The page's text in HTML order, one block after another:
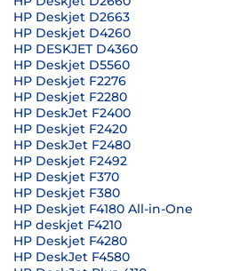
HP Deskjet D2663
HP Deskjet D4260
HP DESKJET D4360
HP Deskjet D5560
HP Deskjet F2276
HP Deskjet F2280
HP DeskJet F2400
HP Deskjet F2420
HP DeskJet F2480
HP Deskjet F2492
HP Deskjet F370
HP Deskjet F380
HP Deskjet F4180 All-in-One
HP deskjet F4210
HP Deskjet F4280
HP DeskJet F4580